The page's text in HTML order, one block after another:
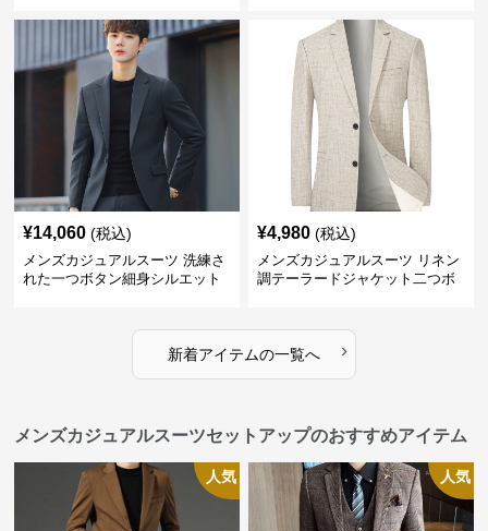
¥14,060 (税込)
メンズカジュアルスーツ 洗練さ
れた一つボタン細身シルエット
¥4,980 (税込)
メンズカジュアルスーツ リネン
調テーラードジャケット二つボ
新着アイテムの一覧へ ›
メンズカジュアルスーツセットアップのおすすめアイテム
人気 人気